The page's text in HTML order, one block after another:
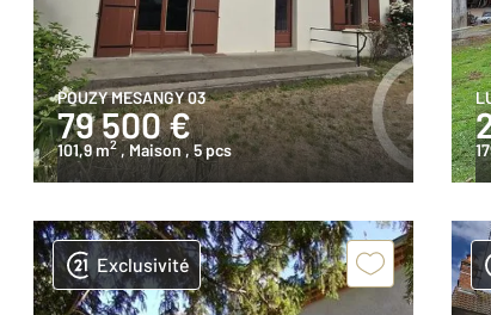
POUZY MESANGY 03
79 500 €
101,9 m2 , Maison, 5 pcs
Exclusivité